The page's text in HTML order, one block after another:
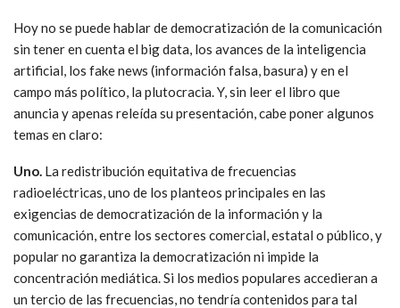
Hoy no se puede hablar de democratización de la comunicación
sin tener en cuenta el big data, los avances de la inteligencia
artificial, los fake news (información falsa, basura) y en el
campo más político, la plutocracia. Y, sin leer el libro que
anuncia y apenas releída su presentación, cabe poner algunos
temas en claro:
Uno. La redistribución equitativa de frecuencias
radioeléctricas, uno de los planteos principales en las
exigencias de democratización de la información y la
comunicación, entre los sectores comercial, estatal o público, y
popular no garantiza la democratización ni impide la
concentración mediática. Si los medios populares accedieran a
un tercio de las frecuencias, no tendría contenidos para tal